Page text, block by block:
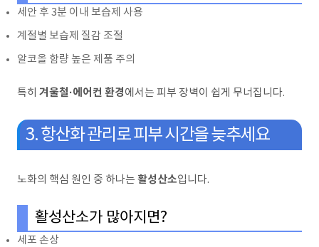
세안 후 3분 이내 보습제 사용
계절별 보습제 질감 조절
알코올 함량 높은 제품 주의
특히 겨울철·에어컨 환경에서는 피부 장벽이 쉽게 무너집니다.
3. 항산화 관리로 피부 시간을 늦추세요
노화의 핵심 원인 중 하나는 활성산소입니다.
활성산소가 많아지면?
세포 손상